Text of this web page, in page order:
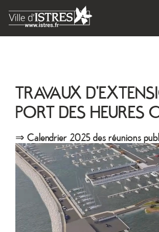
TRAVAUX
PORT DES HEURES
⇒ Calendrier 2025 des réunions